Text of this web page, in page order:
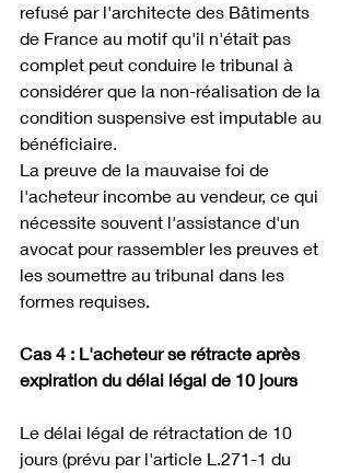
refusé par l'architecte des Bâtiments
de France au motif qu'il n'était pas
complet peut conduire le tribunal à
considérer que la non-réalisation de la
condition suspensive est imputable au
bénéficiaire.
La preuve de la mauvaise foi de
l'acheteur incombe au vendeur, ce qui
nécessite souvent l'assistance d'un
avocat pour rassembler les preuves et
les soumettre au tribunal dans les
formes requises.
Cas 4 : L'acheteur se rétracte après
expiration du délai légal de 10 jours
Le délai légal de rétractation de 10
jours (prévu par l'article L.271-1 du